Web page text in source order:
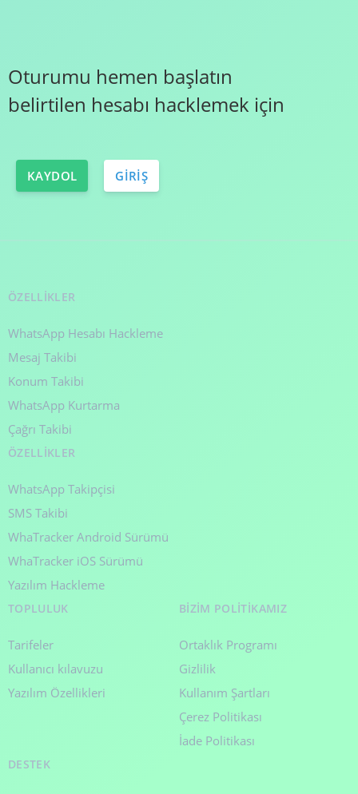
Oturumu hemen başlatın
belirtilen hesabı hacklemek için
KAYDOL GIRIŞ
ÖZELLIKLER
WhatsApp Hesabı Hackleme
Mesaj Takibi
Konum Takibi
WhatsApp Kurtarma
Çağrı Takibi
ÖZELLIKLER
WhatsApp Takipçisi
SMS Takibi
WhaTracker Android Sürümü
WhaTracker iOS Sürümü
Yazılım Hackleme
TOPLULUK
Tarifeler
Kullanıcı kılavuzu
Yazılım Özellikleri
BIZIM POLITIKAMIZ
Ortaklık Programı
Gizlilik
Kullanım Şartları
Çerez Politikası
İade Politikası
DESTEK